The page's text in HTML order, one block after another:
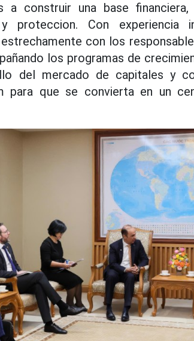
a construir una base
proteccion. Con experiencia
con los
los programas de
del mercado de capitales y
para que se convierta en un